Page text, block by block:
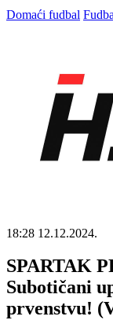
Domaći fudbal
18:28 12.12.2024.
SPARTAK
Subotičani
prvenstvu!